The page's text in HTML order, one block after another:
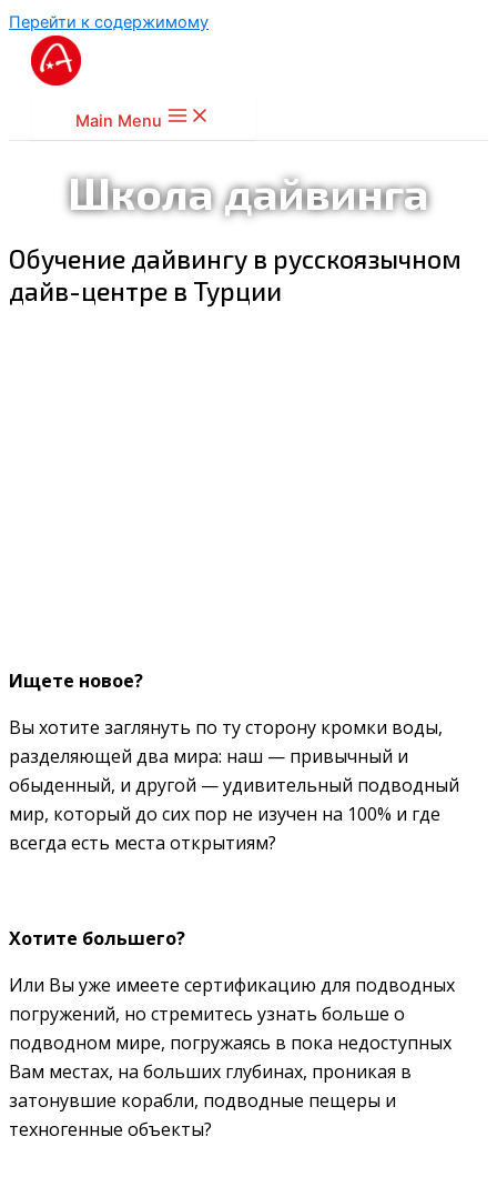
Перейти к содержимому
Main Menu
Школа дайвинга
Обучение дайвингу в русскоязычном
дайв-центре в Турции
Ищете новое?
Вы хотите заглянуть по ту сторону кромки воды,
разделяющей два мира: наш — привычный и
обыденный, и другой — удивительный подводный
мир, который до сих пор не изучен на 100% и где
всегда есть места открытиям?
Хотите большего?
Или Вы уже имеете сертификацию для подводных
погружений, но стремитесь узнать больше о
подводном мире, погружаясь в пока недоступных
Вам местах, на больших глубинах, проникая в
затонувшие корабли, подводные пещеры и
техногенные объекты?